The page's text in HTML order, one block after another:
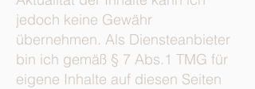
jedoch keine Gewähr
übernehmen. Als Diensteanbieter
bin ich gemäß § 7 Abs.1 TMG für
eigene Inhalte auf diesen Seiten